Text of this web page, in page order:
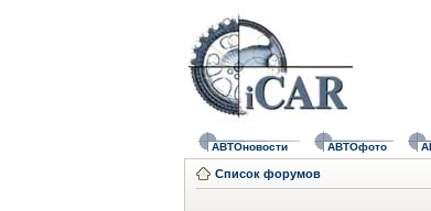
АВТОновости АВТОфото
Список форумов